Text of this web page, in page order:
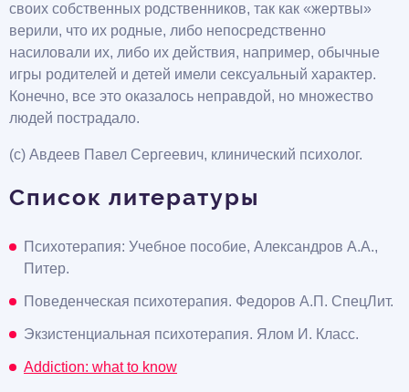
своих собственных родственников, так как «жертвы»
верили, что их родные, либо непосредственно
насиловали их, либо их действия, например, обычные
игры родителей и детей имели сексуальный характер.
Конечно, все это оказалось неправдой, но множество
людей пострадало.
(с) Авдеев Павел Сергеевич, клинический психолог.
Список литературы
Психотерапия: Учебное пособие, Александров А.А.,
Питер.
Поведенческая психотерапия. Федоров А.П. СпецЛит.
Экзистенциальная психотерапия. Ялом И. Класс.
Addiction: what to know